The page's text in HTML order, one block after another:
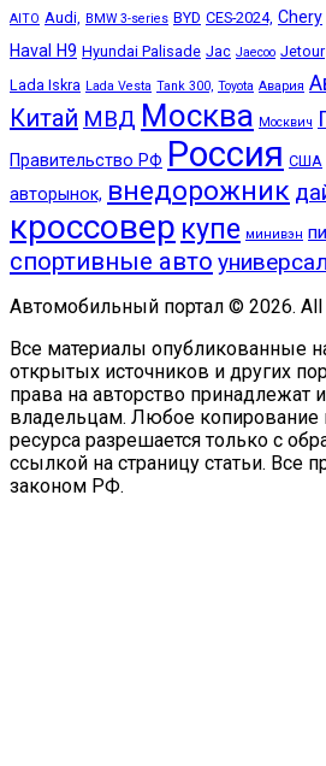
AITO Audi, BMW 3-series BYD CES-2024, Chery
Haval H9 Hyundai Palisade Jac Jaecoo Jetour
Lada Iskra Lada Vesta Tank 300, Toyota Авария
Китай МВД Москва Москвич
Правительство РФ Россия США
авторынок, внедорожник
кроссовер купе минивэн
спортивные авто универсал
Автомобильный портал © 2026. All
Все материалы опубликованные
открытых источников и других
права на авторство принадлежат
владельцам. Любое копирование
ресурса разрешается только с
ссылкой на страницу статьи. Все
законом РФ.